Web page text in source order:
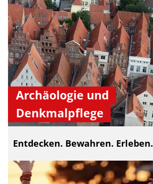
Archäologie und
Denkmalpflege
Entdecken. Bewahren. Erleben.